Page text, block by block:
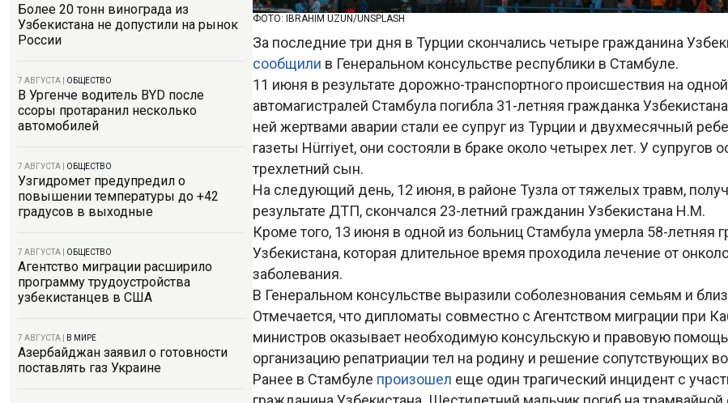
Более 20 тонн винограда из
Узбекистана не допустили на рынок
России
7 АВГУСТА ОБЩЕСТВО
В Ургенче водитель BYD после
ссоры протаранил несколько
автомобилей
7 АВГУСТА ОБЩЕСТВО
Узгидромет предупредил о
повышении температуры до +42
градусов в выходные
7 АВГУСТА ОБЩЕСТВО
Агентство миграции расширило
программу трудоустройства
узбекистанцев в США
7 АВГУСТА В МИРЕ
Азербайджан заявил о готовности
поставлять газ Украине
ФОТО: IBRAHIM UZUN/UNSPLASH
За последние три дня в Турции скончались четыре гражданина
сообщили в Генеральном консульстве республики в Стамбуле.
11 июня в результате дорожно-транспортного происшествия на
автомагистралей Стамбула погибла 31-летняя гражданка
ней жертвами аварии стали ее супруг из Турции и двухмесячный
газеты Hürriyet, они состояли в браке около четырех лет. У супругов
трехлетний сын.
На следующий день, 12 июня, в районе Тузла от тяжелых травм,
результате ДТП, скончался 23-летний гражданин Узбекистана Н.М.
Кроме того, 13 июня в одной из больниц Стамбула умерла 58-летняя
Узбекистана, которая длительное время проходила лечение от
заболевания.
В Генеральном консульстве выразили соболезнования семьям и
Отмечается, что дипломаты совместно с Агентством миграции при
министров оказывает необходимую консульскую и правовую
организацию репатриации тел на родину и решение сопутствующих
Ранее в Стамбуле произошел еще один трагический инцидент с